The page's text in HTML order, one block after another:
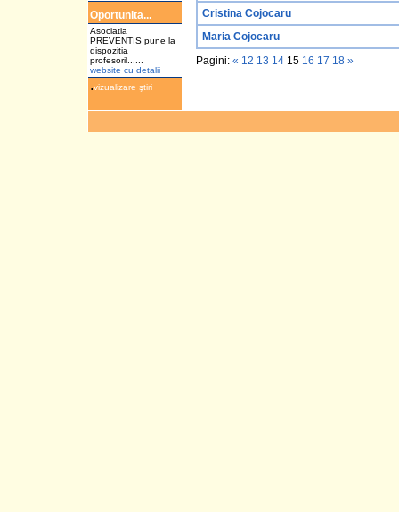
Oportunita...
Asociatia
PREVENTIS pune la
dispozitia
profesoril......
website cu detalii
.vizualizare ştiri
Cristina Cojocaru
Maria Cojocaru
Pagini: « 12 13 1415 16 17 18 »